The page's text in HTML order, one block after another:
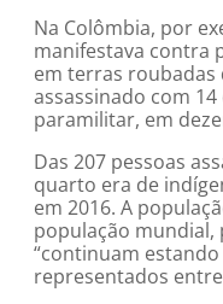
Na Colômbia, por
manifestava contra
em terras roubadas
assassinado com
paramilitar, em
Das 207 pessoas
quarto era de
em 2016. A
população mundial,
“continuam
representados